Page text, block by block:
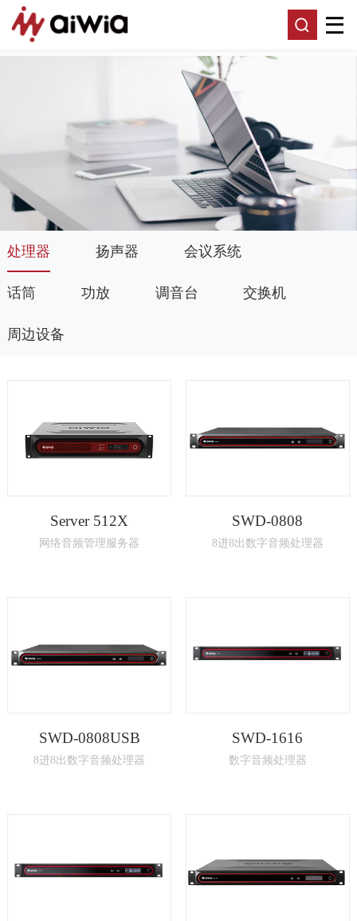
处理器 扬声器 会议系统
话筒 功放 调音台 交换机
周边设备
Server 512X
网络音频管理服务器
SWD-0808
8进8出数字音频处理器
SWD-0808USB
8进8出数字音频处理器
SWD-1616
数字音频处理器